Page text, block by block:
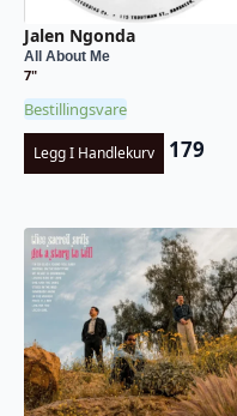
Jalen Ngonda
All About Me
7"
Bestillingsvare
Legg I Handlekurv 179